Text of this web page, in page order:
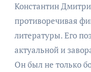
Константин
противоречивая
литературы. Его
актуальной и
Он был не только